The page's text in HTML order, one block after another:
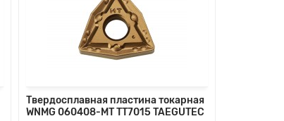
Твердосплавная пластина токарная
WNMG 060408-MT TT7015 TAEGUTEC